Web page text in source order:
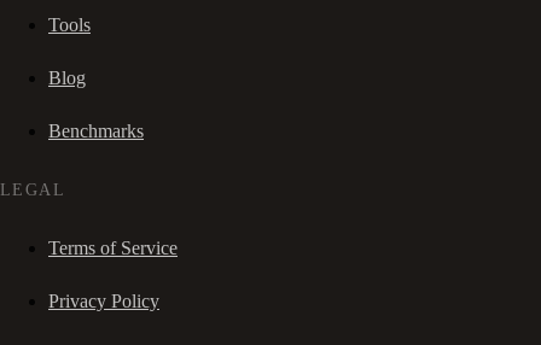
Tools
Blog
Benchmarks
LEGAL
Terms of Service
Privacy Policy